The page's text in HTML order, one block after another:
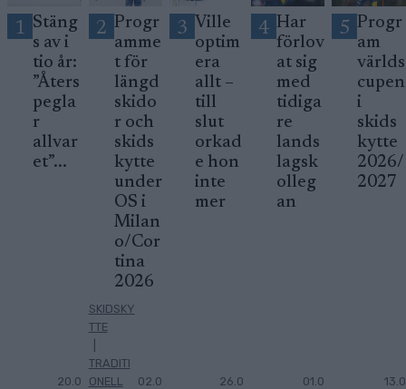
1 Stäng
s av i
tio år:
”Åters
pegla
r
allvar
et”...
20.0
2 Progr
amme
t för
längd
skido
r och
skids
kytte
under
OS i
Milan
o/Cor
tina
2026
SKIDSKY
TTE
TRADITI
ONELL
02.0
3 Ville
optim
era
allt –
till
slut
orkad
e hon
inte
mer
26.0
4 Har
förlov
at sig
med
tidiga
re
lands
lagsk
olleg
an
01.0
5 Progr
am
världs
cupen
i
skids
kytte
2026/
2027
13.0